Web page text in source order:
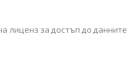
лиценз за достъп до данните